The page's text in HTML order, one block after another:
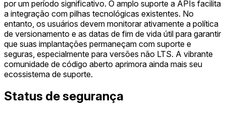
por um período significativo. O amplo suporte a APIs facilita
a integração com pilhas tecnológicas existentes. No
entanto, os usuários devem monitorar ativamente a política
de versionamento e as datas de fim de vida útil para garantir
que suas implantações permaneçam com suporte e
seguras, especialmente para versões não LTS. A vibrante
comunidade de código aberto aprimora ainda mais seu
ecossistema de suporte.
Status de segurança